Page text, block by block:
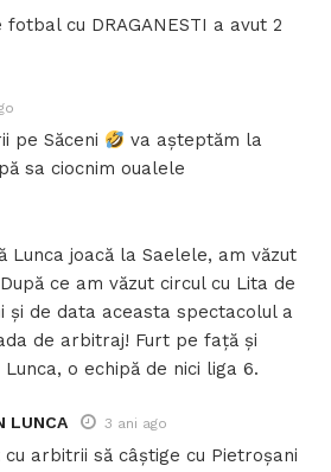
cu DRAGANESTI a avut 2
pe Săceni
va așteptăm la
sa ciocnim oualele
Lunca joacă la Saelele, am văzut
ce am văzut circul cu Lita de
și de data aceasta spectacolul a
de arbitraj! Furt pe față și
o echipă de nici liga 6.
LUNCA 3 ani ago
arbitrii să câștige cu Pietroșani